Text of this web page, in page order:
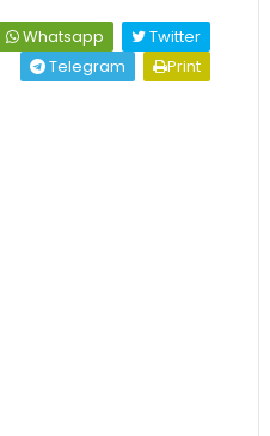
Whatsapp
Twitter
Telegram
Print